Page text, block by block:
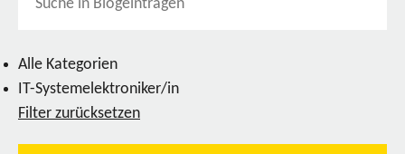
Alle Kategorien
IT-Systemelektroniker/in
Filter zurücksetzen